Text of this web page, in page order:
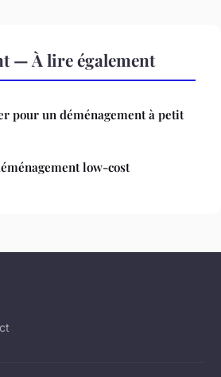
— À lire également
pour un déménagement à petit
low-cost